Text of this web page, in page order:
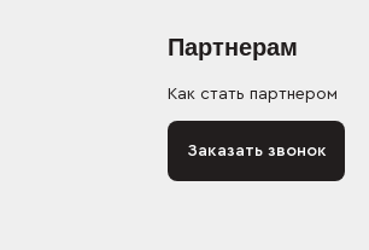
Партнерам
Как стать партнером
Заказать звонок